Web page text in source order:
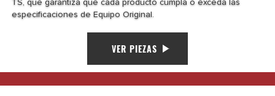
TS, que garantiza que cada producto cumpla o exceda las
especificaciones de Equipo Original.
VER PIEZAS